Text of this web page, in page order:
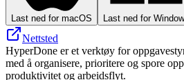
Last ned for macOS Last ned for
Nettsted
HyperDone er et verktøy for
med å organisere, prioritere og spore
produktivitet og arbeidsflyt.